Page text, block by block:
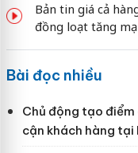
Bản tin giá cả
đồng loạt tăng
Bài đọc nhiều
Chủ động tạo điểm
cận khách hàng tại